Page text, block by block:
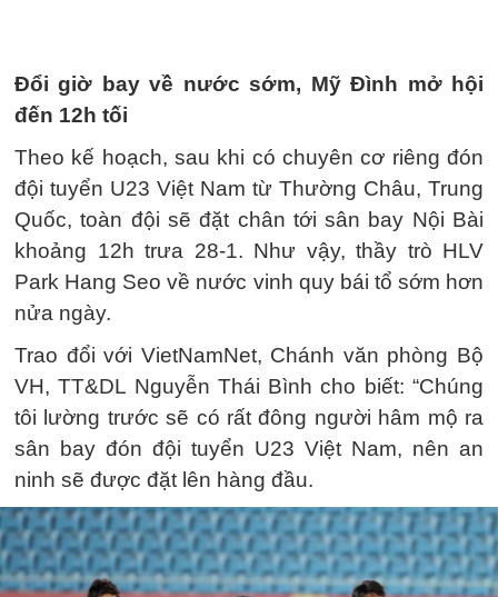
Đổi giờ bay về nước sớm, Mỹ Đình mở hội
đến 12h tối
Theo kế hoạch, sau khi có chuyên cơ riêng đón
đội tuyển U23 Việt Nam từ Thường Châu, Trung
Quốc, toàn đội sẽ đặt chân tới sân bay Nội Bài
khoảng 12h trưa 28-1. Như vậy, thầy trò HLV
Park Hang Seo về nước vinh quy bái tổ sớm hơn
nửa ngày.
Trao đổi với VietNamNet, Chánh văn phòng Bộ
VH, TT&DL Nguyễn Thái Bình cho biết: “Chúng
tôi lường trước sẽ có rất đông người hâm mộ ra
sân bay đón đội tuyển U23 Việt Nam, nên an
ninh sẽ được đặt lên hàng đầu.